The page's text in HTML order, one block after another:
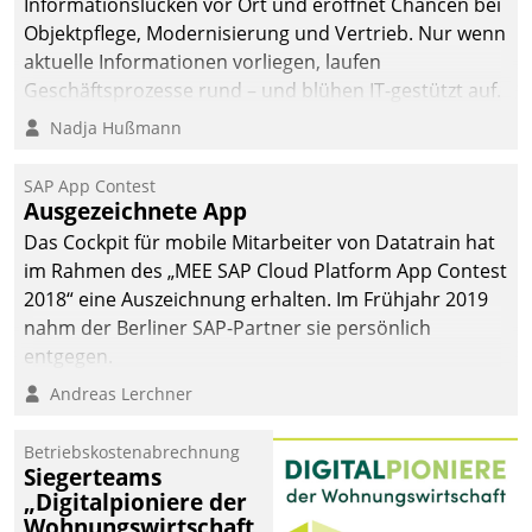
Objektpflege, Modernisierung und Vertrieb. Nur wenn
aktuelle Informationen vorliegen, laufen
Geschäftsprozesse rund – und blühen IT-gestützt auf.
Nadja Hußmann
SAP App Contest
Ausgezeichnete App
Das Cockpit für mobile Mitarbeiter von Datatrain hat
im Rahmen des „MEE SAP Cloud Platform App Contest
2018“ eine Auszeichnung erhalten. Im Frühjahr 2019
nahm der Berliner SAP-Partner sie persönlich
entgegen.
Andreas Lerchner
Betriebskostenabrechnung
Siegerteams
„Digitalpioniere der